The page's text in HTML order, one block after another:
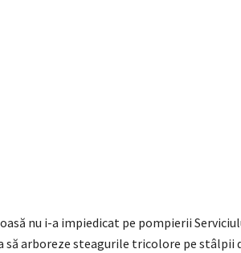
nu i-a impiedicat pe pompierii
să arboreze steagurile tricolore pe stâlpii